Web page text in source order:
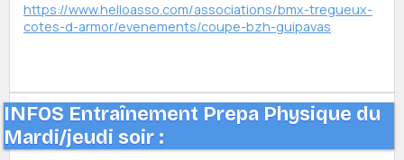
https://www.helloasso.com/associations/bmx-tregueux-
cotes-d-armor/evenements/coupe-bzh-guipavas
INFOS Entraînement Prepa Physique du
Mardi/jeudi soir :